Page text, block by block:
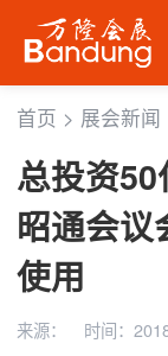
首页 > 展会新闻
总投资
昭通会议
使用
来源： 时间：